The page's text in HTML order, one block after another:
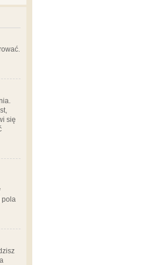
się
pola